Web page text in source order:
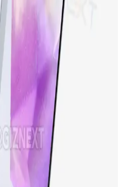
performans, gelişmiş kamera ve
nesil akıllı telefon. Günlük
için ideal seçenek.
Teknolojiler: Tasarım,
işlemci ve yenilikçi kamera
ve performans açısından yeni
son trendleri
ve Kullanıcı
iyi kamera ve uzun pil ömrüyle
telefon. Güncel özellikleri ve
inceleniyor.